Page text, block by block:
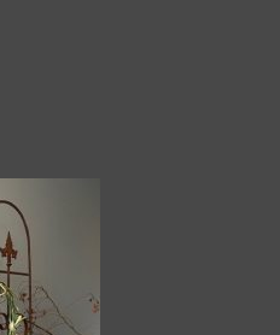
Toevoegen
aan
verlanglijst